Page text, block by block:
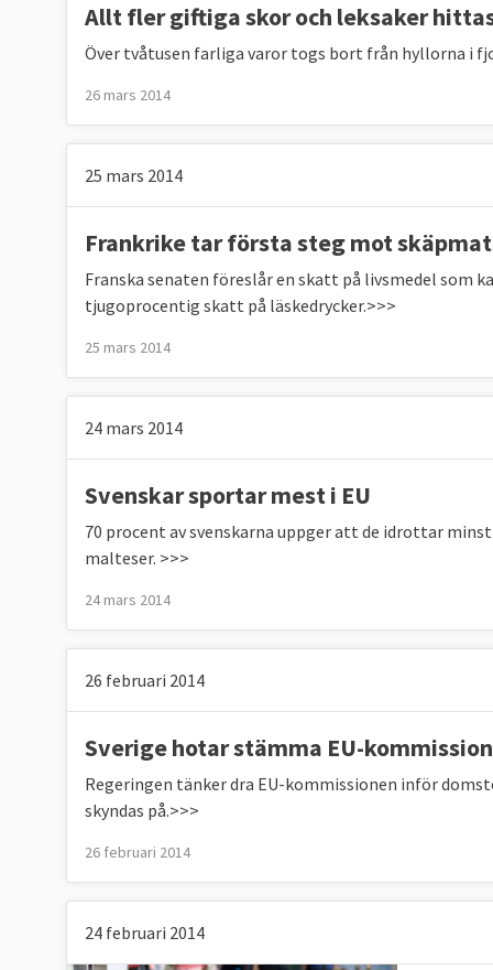
Källa: Eurostat 2025, klicka på länk ovan.
78 procent sysselsättningsgrad 2030.
För att uppnå minst 78-procents
följande:
skillnaden mellan mäns högre
67,2) minus 11,7 procent. Det betyder
tabell 2.
​Öka utbudet av formell
Minska andelen NEET, unga som
(2019) till 9 %, se tabell 4.
Tabell 2. SKILLNAD I SYSSELSÄTTNING
Skillnad mellan män och kvinnor, till kvinnors
nackdel
Källa: Eurostat 2025, klicka på länk ovan.
Tabell 3.BARNOMSORG ELLER FÖRSKOLA
Andelen barn från tre års ålder i omsorg
Källa: Eurostat 2024, klicka på länk ovan.
Allt fler giftiga skor och leksaker
Över tvåtusen farliga varor togs bort från hyllorna i
26 mars 2014
25 mars 2014
Frankrike tar första steg mot
Franska senaten föreslår en skatt på livsmedel som
tjugoprocentig skatt på läskedrycker.>>>
25 mars 2014
24 mars 2014
Svenskar sportar mest i EU
70 procent av svenskarna uppger att de idrottar
malteser. >>>
24 mars 2014
26 februari 2014
Sverige hotar stämma EU-
Regeringen tänker dra EU-kommissionen inför
skyndas på.>>>
26 februari 2014
24 februari 2014